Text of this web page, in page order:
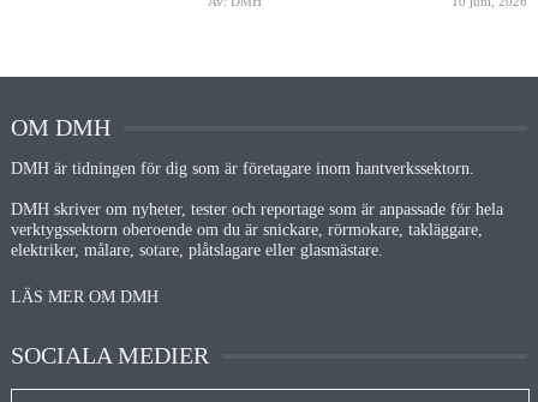
OM DMH
DMH är tidningen för dig som är företagare inom hantverkssektorn.
DMH skriver om nyheter, tester och reportage som är anpassade för hela
verktygssektorn oberoende om du är snickare, rörmokare, takläggare,
elektriker, målare, sotare, plåtslagare eller glasmästare.
LÄS MER OM DMH
SOCIALA MEDIER